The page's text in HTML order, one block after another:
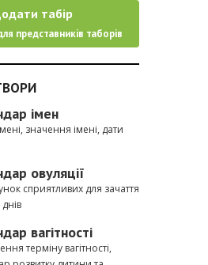
табір
представників таборів
імен
значення імені, дати
овуляції
сприятливих для зачаття
вагітності
терміну вагітності,